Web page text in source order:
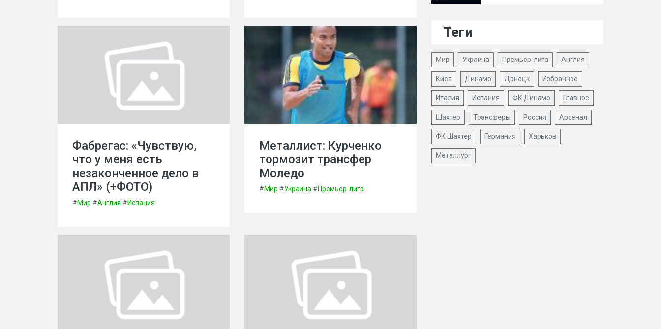
Фабрегас: «Чувствую,
что у меня есть
незаконченное дело в
АПЛ» (+ФОТО)
#Мир #Англия #Испания
Металлист: Курченко
тормозит трансфер
Моледо
#Мир #Украина #Премьер-лига
Теги
Мир Украина Премьер-лига Англия
Киев Динамо Донецк Избранное
Италия Испания ФК Динамо Главное
Шахтер Трансферы Россия Арсенал
ФК Шахтер Германия Харьков
Металлург